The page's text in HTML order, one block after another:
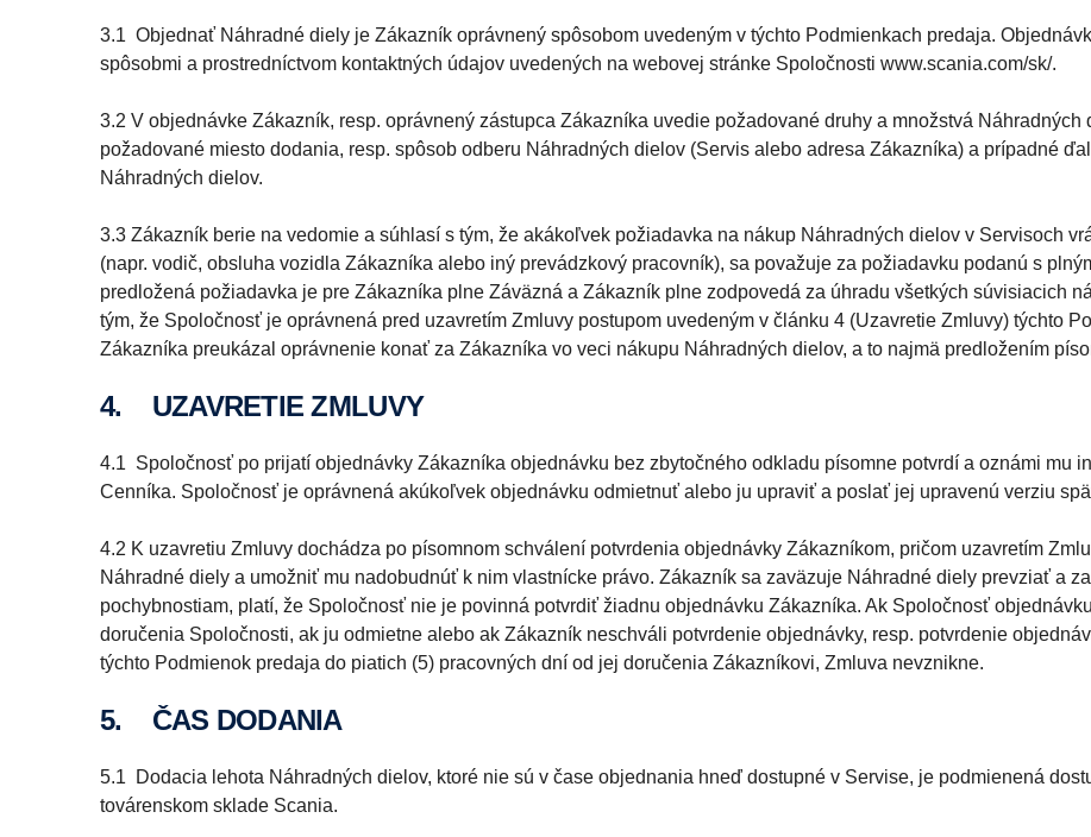
3.1 Objednať Náhradné diely je Zákazník oprávnený spôsobom uvedeným v týchto Podmienkach predaja.
spôsobmi a prostredníctvom kontaktných údajov uvedených na webovej stránke Spoločnosti www.scania.com/sk/.
3.2 V objednávke Zákazník, resp. oprávnený zástupca Zákazníka uvedie požadované druhy a množstvá
požadované miesto dodania, resp. spôsob odberu Náhradných dielov (Servis alebo adresa Zákazníka) a prípadné
Náhradných dielov.
3.3 Zákazník berie na vedomie a súhlasí s tým, že akákoľvek požiadavka na nákup Náhradných dielov v Servisoch
(napr. vodič, obsluha vozidla Zákazníka alebo iný prevádzkový pracovník), sa považuje za požiadavku podanú s
predložená požiadavka je pre Zákazníka plne Záväzná a Zákazník plne zodpovedá za úhradu všetkých súvisiacich
tým, že Spoločnosť je oprávnená pred uzavretím Zmluvy postupom uvedeným v článku 4 (Uzavretie Zmluvy) týchto
Zákazníka preukázal oprávnenie konať za Zákazníka vo veci nákupu Náhradných dielov, a to najmä predložením
4. UZAVRETIE ZMLUVY
4.1 Spoločnosť po prijatí objednávky Zákazníka objednávku bez zbytočného odkladu písomne potvrdí a oznámi mu
Cenníka. Spoločnosť je oprávnená akúkoľvek objednávku odmietnuť alebo ju upraviť a poslať jej upravenú verziu
4.2 K uzavretiu Zmluvy dochádza po písomnom schválení potvrdenia objednávky Zákazníkom, pričom uzavretím
Náhradné diely a umožniť mu nadobudnúť k nim vlastnícke právo. Zákazník sa zaväzuje Náhradné diely prevziať a
pochybnostiam, platí, že Spoločnosť nie je povinná potvrdiť žiadnu objednávku Zákazníka. Ak Spoločnosť
doručenia Spoločnosti, ak ju odmietne alebo ak Zákazník neschváli potvrdenie objednávky, resp. potvrdenie
týchto Podmienok predaja do piatich (5) pracovných dní od jej doručenia Zákazníkovi, Zmluva nevznikne.
5. ČAS DODANIA
5.1 Dodacia lehota Náhradných dielov, ktoré nie sú v čase objednania hneď dostupné v Servise, je podmienená
továrenskom sklade Scania.